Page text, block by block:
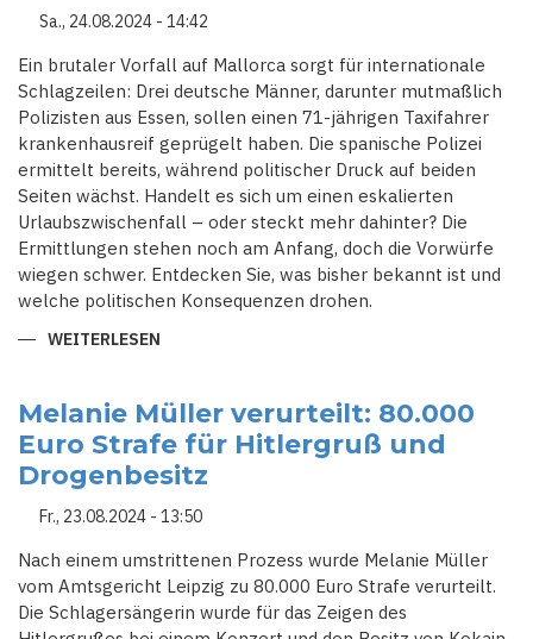
Sa., 24.08.2024 - 14:42
Ein brutaler Vorfall auf Mallorca sorgt für internationale
Schlagzeilen: Drei deutsche Männer, darunter mutmaßlich
Polizisten aus Essen, sollen einen 71-jährigen Taxifahrer
krankenhausreif geprügelt haben. Die spanische Polizei
ermittelt bereits, während politischer Druck auf beiden
Seiten wächst. Handelt es sich um einen eskalierten
Urlaubszwischenfall – oder steckt mehr dahinter? Die
Ermittlungen stehen noch am Anfang, doch die Vorwürfe
wiegen schwer. Entdecken Sie, was bisher bekannt ist und
welche politischen Konsequenzen drohen.
WEITERLESEN
VERDACHT:
SCHWERE
VORWÜRFE
NACH
ÜBERGRIFF
AUF
MALLORCA
Melanie Müller verurteilt: 80.000
Euro Strafe für Hitlergruß und
Drogenbesitz
Fr., 23.08.2024 - 13:50
Nach einem umstrittenen Prozess wurde Melanie Müller
vom Amtsgericht Leipzig zu 80.000 Euro Strafe verurteilt.
Die Schlagersängerin wurde für das Zeigen des